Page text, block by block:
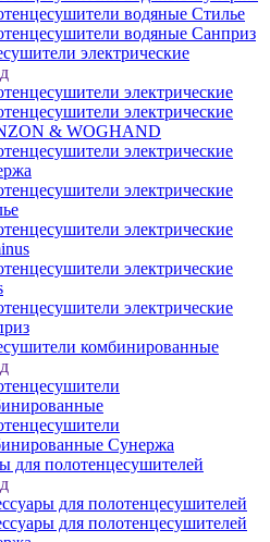
водяные Стилье
водяные Санприз
электрические
электрические
электрические
& WOGHAND
электрические
электрические
электрические
электрические
электрические
комбинированные
Сунержа
для полотенцесушителей
для полотенцесушителей
для полотенцесушителей